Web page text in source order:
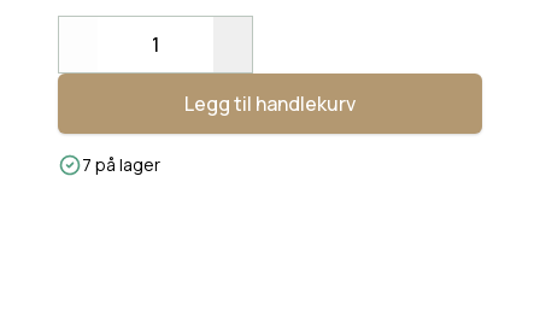
Decrease
Legg til handlekurv
7 på lager